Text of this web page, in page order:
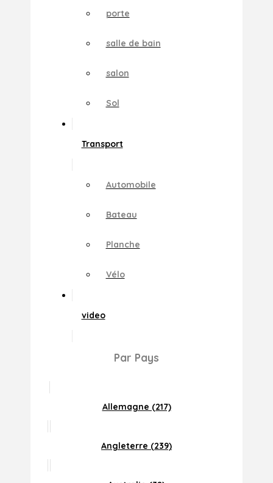
porte
salle de bain
salon
Sol
Transport
Automobile
Bateau
Planche
Vélo
video
Par Pays
Allemagne (217)
Angleterre (239)